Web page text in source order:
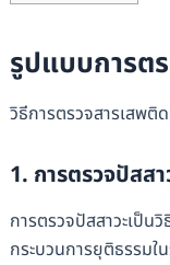
รูปแบบการต
วิธีการตรวจสารเสพ
1. การตรวจปัสสา
การตรวจปัสสาวะเป็น
กระบวนการยุติธรรมใ